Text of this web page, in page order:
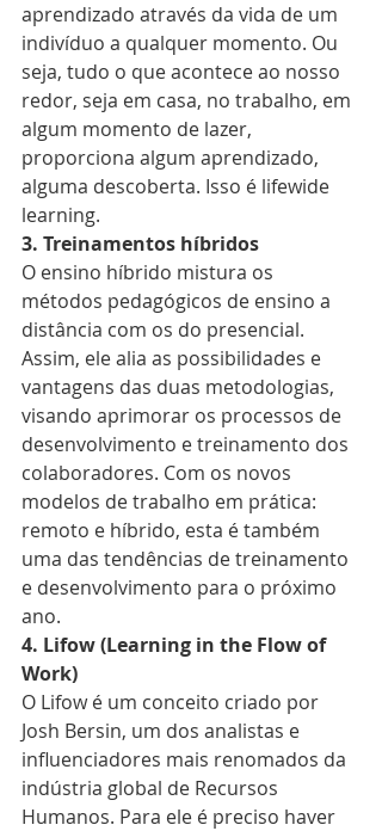
aprendizado através da vida de um
indivíduo a qualquer momento. Ou
seja, tudo o que acontece ao nosso
redor, seja em casa, no trabalho, em
algum momento de lazer,
proporciona algum aprendizado,
alguma descoberta. Isso é lifewide
learning.
3. Treinamentos híbridos
O ensino híbrido mistura os
métodos pedagógicos de ensino a
distância com os do presencial.
Assim, ele alia as possibilidades e
vantagens das duas metodologias,
visando aprimorar os processos de
desenvolvimento e treinamento dos
colaboradores. Com os novos
modelos de trabalho em prática:
remoto e híbrido, esta é também
uma das tendências de treinamento
e desenvolvimento para o próximo
ano.
4. Lifow (Learning in the Flow of
Work)
O Lifow é um conceito criado por
Josh Bersin, um dos analistas e
influenciadores mais renomados da
indústria global de Recursos
Humanos. Para ele é preciso haver